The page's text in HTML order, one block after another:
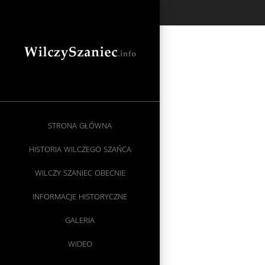
STRONA GŁÓWNA
HISTORIA WILCZEGO SZAŃCA
WILCZY SZANIEC OBECNIE
INFORMACJE HISTORYCZNE
GALERIA
WIDEO